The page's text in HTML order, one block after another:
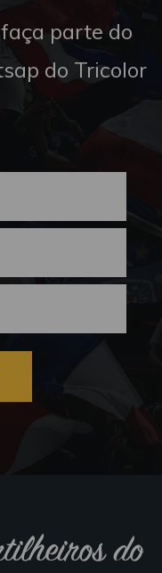
parte do
do Tricolor
do